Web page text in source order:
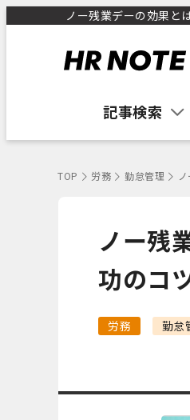
ノー残業デーの効果と
記事検索
TOP 労務 勤怠管理
ノー残
功のコ
労務 勤怠